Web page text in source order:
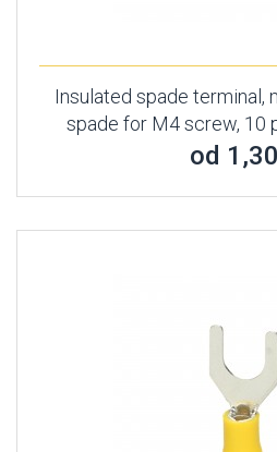
Insulated spade terminal,
spade for M4 screw, 10
od